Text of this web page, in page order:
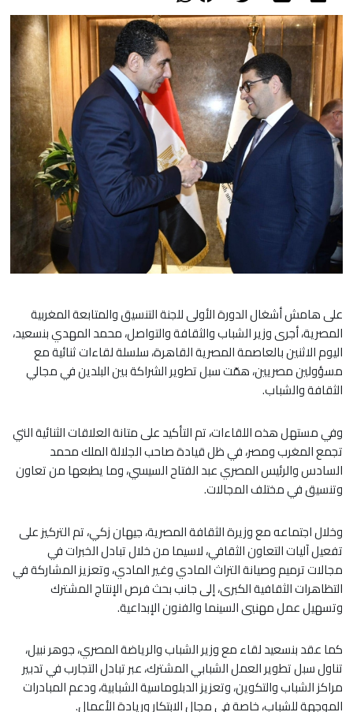
على هامش أشغال الدورة الأولى للجنة التنسيق والمتابعة المغربية
المصرية، أجرى وزير الشباب والثقافة والتواصل، محمد المهدي بنسعيد،
اليوم الاثنين بالعاصمة المصرية القاهرة، سلسلة لقاءات ثنائية مع
مسؤولين مصريين، همّت سبل تطوير الشراكة بين البلدين في مجالي
الثقافة والشباب.
وفي مستهل هذه اللقاءات، تم التأكيد على متانة العلاقات الثنائية التي
تجمع المغرب ومصر، في ظل قيادة صاحب الجلالة الملك محمد
السادس والرئيس المصري عبد الفتاح السيسي، وما يطبعها من تعاون
وتنسيق في مختلف المجالات.
وخلال اجتماعه مع وزيرة الثقافة المصرية، جيهان زكي، تم التركيز على
تفعيل آليات التعاون الثقافي، لاسيما من خلال تبادل الخبرات في
مجالات ترميم وصيانة التراث المادي وغير المادي، وتعزيز المشاركة في
التظاهرات الثقافية الكبرى، إلى جانب بحث فرص الإنتاج المشترك
وتسهيل عمل مهنيي السينما والفنون الإبداعية.
كما عقد بنسعيد لقاء مع وزير الشباب والرياضة المصري، جوهر نبيل،
تناول سبل تطوير العمل الشبابي المشترك، عبر تبادل التجارب في تدبير
مراكز الشباب والتكوين، وتعزيز الدبلوماسية الشبابية، ودعم المبادرات
الموجهة للشباب، خاصة في مجال الابتكار وريادة الأعمال.